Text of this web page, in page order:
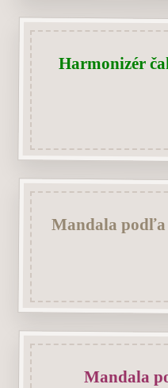
Harmonizér
Mandala
Mandala